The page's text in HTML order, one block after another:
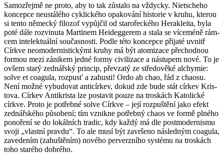
Sa­mo­zřej­mě ne proto, aby to tak zů­sta­lo na vždyc­ky. Ni­et­s­che­ho
kon­cep­ce ne­u­stá­lé­ho cyk­lic­ké­ho opa­ko­vá­ní his­to­rie v kruhu, kte­rou
si tento ně­mec­ký fi­lo­zof vy­půj­čil od sta­ro­řec­ké­ho Hera­klei­ta, byla
poté dále roz­vi­nu­ta Mar­ti­nem Hei­de­g­ge­rem a stala se ví­ce­mé­ně rám­
cem in­te­lek­tu­ál­ní sou­čas­nos­ti. Podle této kon­cep­ce při­ja­té uvnitř
Církve ne­o­mo­der­nis­tic­ký­mi kruhy má být ato­mi­za­ce pře­chod­nou
for­mou mezi zá­ni­kem jedné formy ci­vi­li­za­ce a ná­stu­pem nové. To je
ovšem starý zed­nář­ský prin­cip, pře­vza­tý ze stře­do­vě­ké al­chy­mie:
solve et co­a­gu­la, roz­pusť a za­hus­ti! Ordo ab chao, řád z cha­o­su.
Není možné vy­bu­do­vat an­ti­cír­kev, dokud zde bude stát cír­kev Kris­
to­va. Cír­kev An­ti­kris­ta lze po­sta­vit pouze na tros­kách Ka­to­lic­ké
církve. Proto je po­třeb­né solve Církve – její roz­puš­tě­ní jako efekt
zed­nář­ské­ho pů­so­be­ní; tím vznik­ne po­třeb­ný chaos ve formě pl­né­ho
po­no­ře­ní se do lo­kál­ních tra­dic, kdy každý má dle post­mo­der­nis­mu
svoji „vlast­ní prav­du“. To ale musí být za­vr­še­no ná­sled­ným co­a­gu­la,
za­ve­de­ním (za­huš­tě­ním) no­vé­ho per­verz­ní­ho sys­té­mu na tros­kách
toho staré­ho dob­ré­ho.